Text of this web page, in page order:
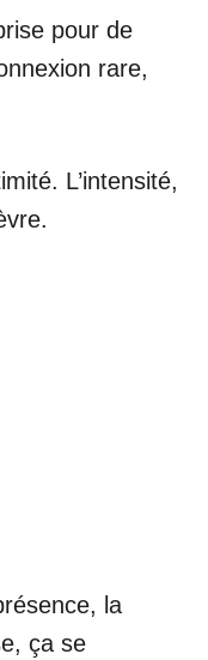
pour de
rare,
L’intensité,
la
ça se